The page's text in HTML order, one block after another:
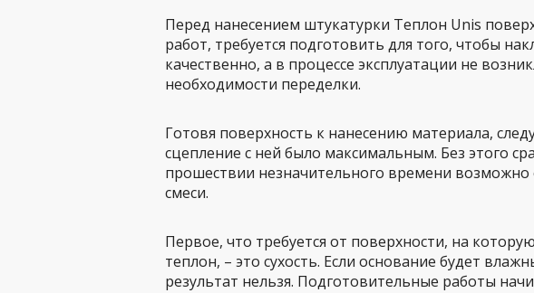
Перед нанесением штукатурки Теплон Unis
работ, требуется подготовить для того, чтобы
качественно, а в процессе эксплуатации не
необходимости переделки.
Готовя поверхность к нанесению материала,
сцепление с ней было максимальным. Без этого
прошествии незначительного времени
смеси.
Первое, что требуется от поверхности, на
теплон, – это сухость. Если основание будет
результат нельзя. Подготовительные работы